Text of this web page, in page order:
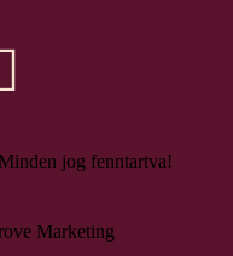
jog fenntartva!
Marketing